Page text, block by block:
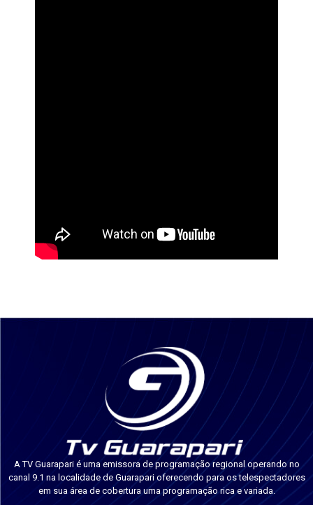
A TV Guarapari é uma emissora de programação regional operando no
canal 9.1 na localidade de Guarapari oferecendo para os telespectadores
em sua área de cobertura uma programação rica e variada.